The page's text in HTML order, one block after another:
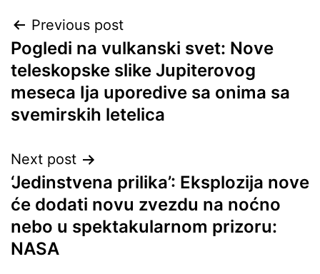
Post
navigation
Previous post
Pogledi na vulkanski svet: Nove
teleskopske slike Jupiterovog
meseca Ija uporedive sa onima sa
svemirskih letelica
Next post
‘Jedinstvena prilika’: Eksplozija nove
će dodati novu zvezdu na noćno
nebo u spektakularnom prizoru:
NASA